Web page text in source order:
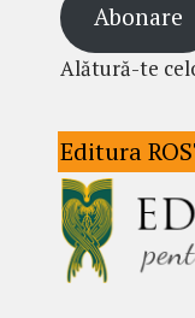
Abonare
Alătură-te
Editura